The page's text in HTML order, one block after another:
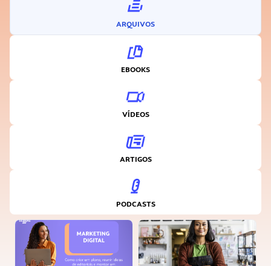
ARQUIVOS
EBOOKS
VÍDEOS
ARTIGOS
PODCASTS